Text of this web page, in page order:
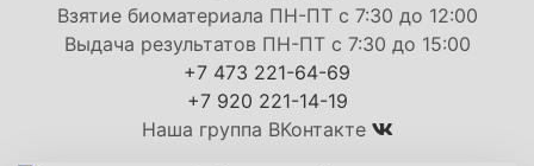
Взятие биоматериала ПН-ПТ с 7:30 до 12:00
Выдача результатов ПН-ПТ с 7:30 до 15:00
+7 473 221-64-69
+7 920 221-14-19
Наша группа ВКонтакте